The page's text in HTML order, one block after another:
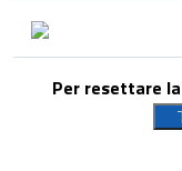
Per resettare